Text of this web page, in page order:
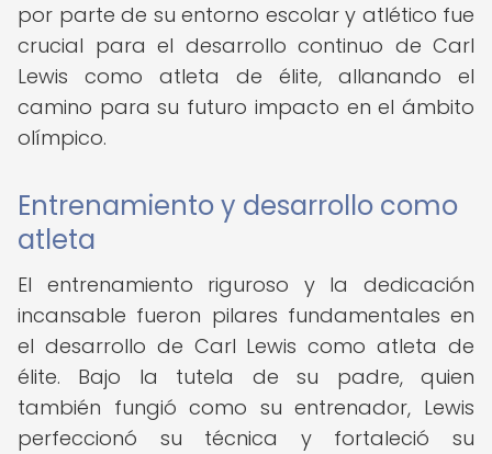
por parte de su entorno escolar y atlético fue
crucial para el desarrollo continuo de Carl
Lewis como atleta de élite, allanando el
camino para su futuro impacto en el ámbito
olímpico.
Entrenamiento y desarrollo como
atleta
El entrenamiento riguroso y la dedicación
incansable fueron pilares fundamentales en
el desarrollo de Carl Lewis como atleta de
élite. Bajo la tutela de su padre, quien
también fungió como su entrenador, Lewis
perfeccionó su técnica y fortaleció su